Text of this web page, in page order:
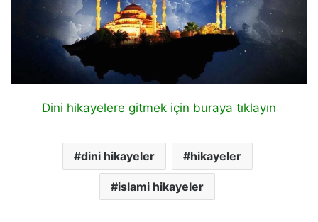
Dini hikayelere gitmek için buraya tıklayın
dini hikayeler hikayeler
islami hikayeler